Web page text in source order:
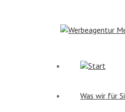
Start
Was wir für